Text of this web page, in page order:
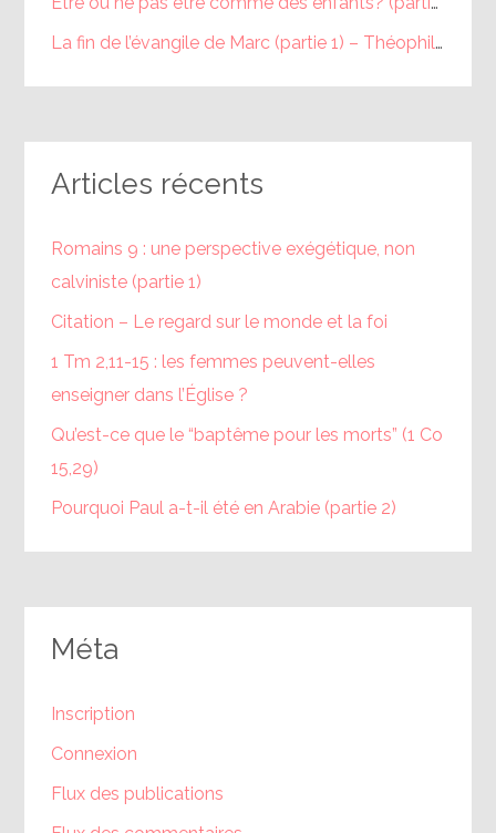
La fin de l’évangile de Marc (partie 1) – Théophile
Articles récents
Romains 9 : une perspective exégétique, non
calviniste (partie 1)
Citation – Le regard sur le monde et la foi
1 Tm 2,11-15 : les femmes peuvent-elles
enseigner dans l’Église ?
Qu’est-ce que le “baptême pour les morts” (1 Co
15,29)
Pourquoi Paul a-t-il été en Arabie (partie 2)
Méta
Inscription
Connexion
Flux des publications